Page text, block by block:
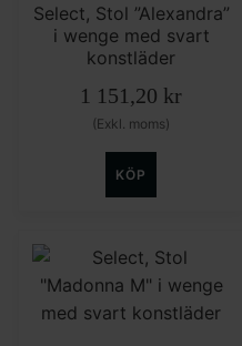
Select, Stol ”Alexandra”
i wenge med svart
konstläder
1 151,20 kr
(Exkl. moms)
KÖP